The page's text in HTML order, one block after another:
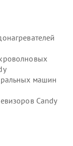
машин
Candy